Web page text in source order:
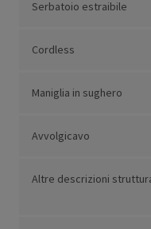
Serbatoio estraibile
Cordless
Maniglia in sughero
Avvolgicavo
Altre descrizioni